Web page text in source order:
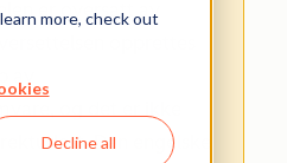
more, check out
Decline all
er oversatt av
opprettes
Den engelske